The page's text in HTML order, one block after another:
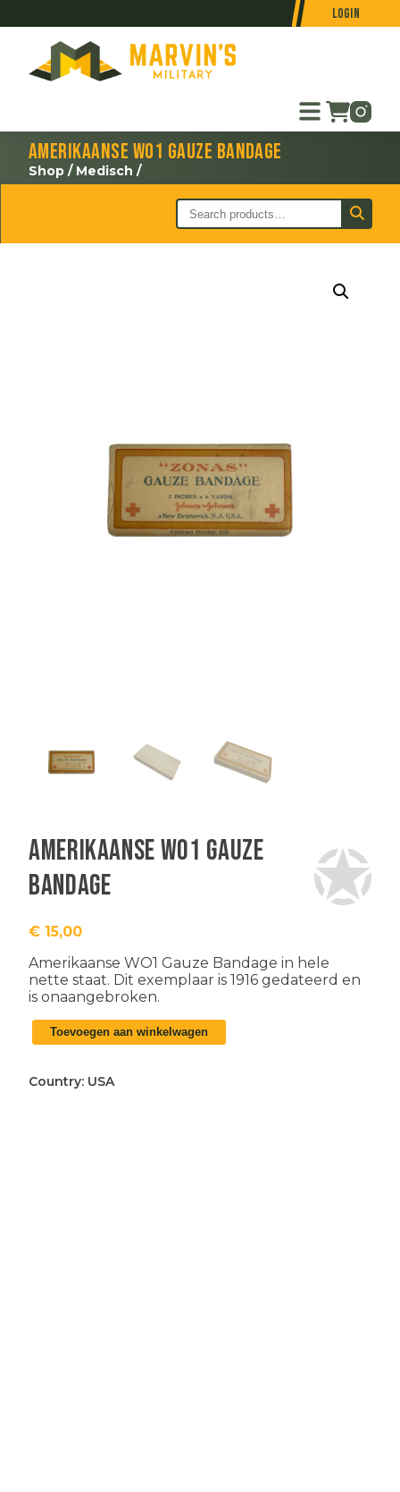
Login
Amerikaanse WO1 Gauze Bandage
Shop / Medisch /
Amerikaanse WO1 Gauze
Bandage
€ 15,00
Amerikaanse WO1 Gauze Bandage in hele
nette staat. Dit exemplaar is 1916 gedateerd en
is onaangebroken.
Amerikaanse
WO1
Bandage
Toevoegen aan winkelwagen
Country: USA